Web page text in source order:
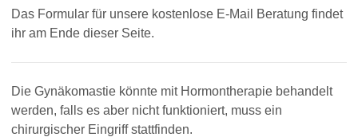
Das Formular für unsere kostenlose E-Mail Beratung findet
ihr am Ende dieser Seite.
Die Gynäkomastie könnte mit Hormontherapie behandelt
werden, falls es aber nicht funktioniert, muss ein
chirurgischer Eingriff stattfinden.